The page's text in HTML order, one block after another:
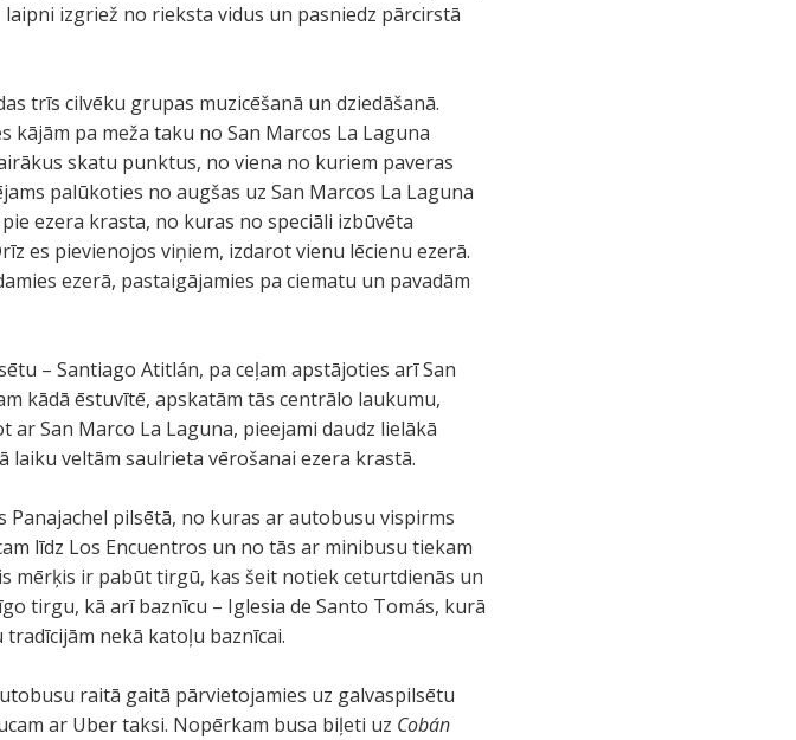
izgriež no rieksta vidus un pasniedz pārcirstā
trīs cilvēku grupas muzicēšanā un dziedāšanā.
pa meža taku no San Marcos La Laguna
skatu punktus, no viena no kuriem paveras
palūkoties no augšas uz San Marcos La Laguna
ezera krasta, no kuras no speciāli izbūvēta
es pievienojos viņiem, izdarot vienu lēcienu ezerā.
ezerā, pastaigājamies pa ciematu un pavadām
– Santiago Atitlán, pa ceļam apstājoties arī San
kādā ēstuvītē, apskatām tās centrālo laukumu,
San Marco La Laguna, pieejami daudz lielākā
laiku veltām saulrieta vērošanai ezera krastā.
pilsētā, no kuras ar autobusu vispirms
līdz Los Encuentros un no tās ar minibusu tiekam
mērķis ir pabūt tirgū, kas šeit notiek ceturtdienās un
tirgu, kā arī baznīcu – Iglesia de Santo Tomás, kurā
nekā katoļu baznīcai.
raitā gaitā pārvietojamies uz galvaspilsētu
ar Uber taksi. Nopērkam busa biļeti uz Cobán